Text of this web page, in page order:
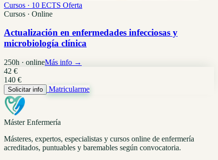
Cursos · 10 ECTS Oferta
Cursos · Online
Actualización en enfermedades infecciosas y
microbiología clínica
250h · onlineMás info →
42 €
140 €
Solicitar info Matricularme
Máster Enfermería
Másteres, expertos, especialistas y cursos online de enfermería
acreditados, puntuables y baremables según convocatoria.